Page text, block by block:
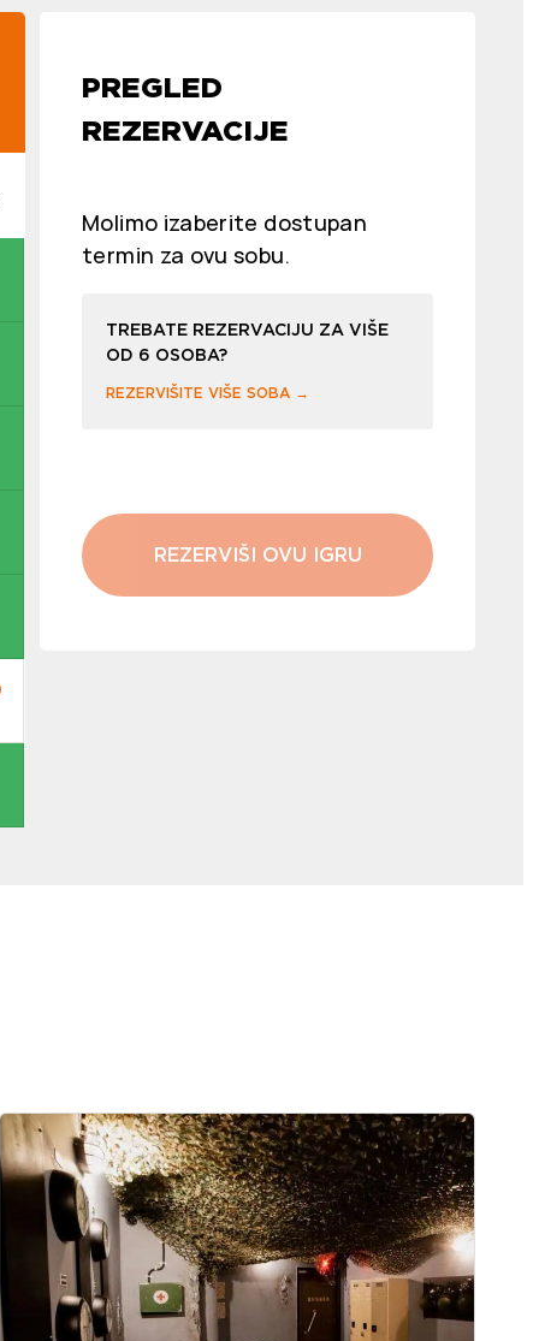
PREGLED
REZERVACIJE
Molimo izaberite dostupan
termin za ovu sobu.
TREBATE REZERVACIJU ZA VIŠE
OD 6 OSOBA?
REZERVIŠITE VIŠE SOBA →
REZERVIŠI OVU IGRU